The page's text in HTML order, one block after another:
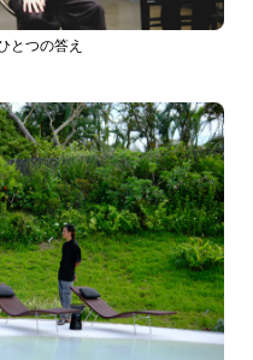
とつの答え